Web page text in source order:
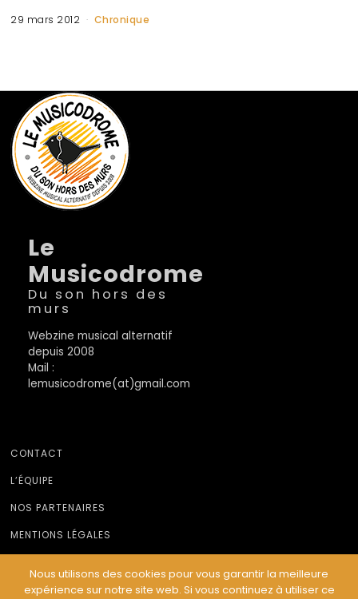
29 mars 2012 Chronique
Le
Musicodrome
Du son hors des
murs
Webzine musical alternatif
depuis 2008
Mail :
lemusicodrome(at)gmail.com
CONTACT
L’ÉQUIPE
NOS PARTENAIRES
MENTIONS LÉGALES
Nous utilisons des cookies pour vous garantir la meilleure
expérience sur notre site web. Si vous continuez à utiliser ce